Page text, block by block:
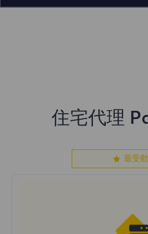
住宅代理
最受